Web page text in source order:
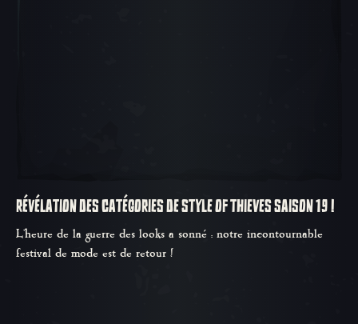
RÉVÉLATION DES CATÉGORIES DE STYLE OF THIEVES SAISON 19 !
L'heure de la guerre des looks a sonné : notre incontournable
festival de mode est de retour !